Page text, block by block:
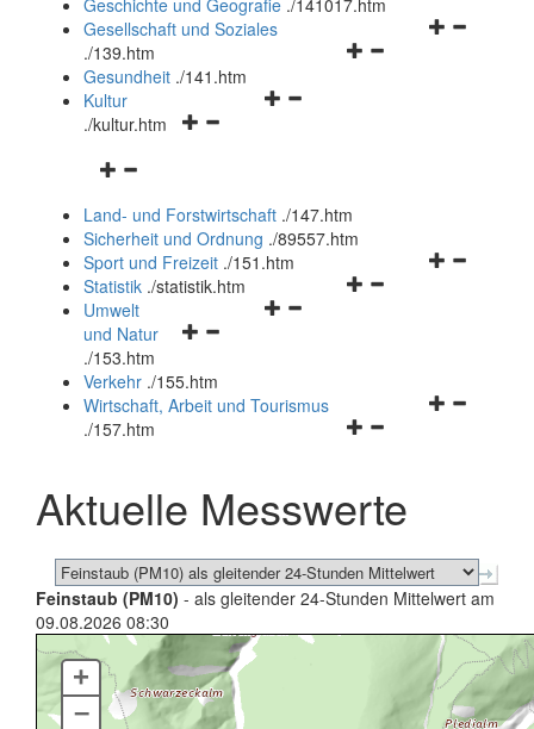
schließen
Geschichte und Geografie ./141017.htm
Navigationsmenü
Gesellschaft und Soziales
./139.htm
Navigationsmenü
Gesundheit ./141.htm
Navigationsmenü
Kultur
./kultur.htm
Navigationsmenü
und
schließen
Land- und Forstwirtschaft ./147.htm
Sicherheit und Ordnung ./89557.htm
Navigationsmenü
Sport und Freizeit ./151.htm
Navigationsmenü
Statistik ./statistik.htm
Navigationsmenü
und
schließen
Umwelt
und Natur
./153.htm
Verkehr ./155.htm
Navigationsmenü
schließen
Wirtschaft, Arbeit und Tourismus
./157.htm
Aktuelle Messwerte
Feinstaub (PM10) - als gleitender 24-Stunden Mittelwert am
09.08.2026 08:30
+
–